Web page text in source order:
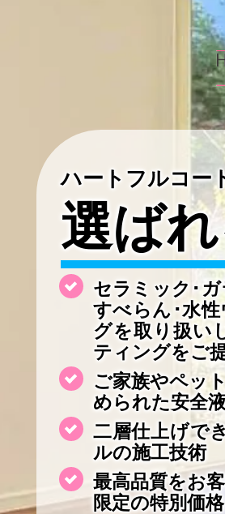
ハートフルコー
選ば
セラミック･
すべらん･水
グを取り扱い
ティングをご
ご家族やペッ
められた安全
二層仕上げで
ルの施工技術
最高品質をお
限定の特別価格